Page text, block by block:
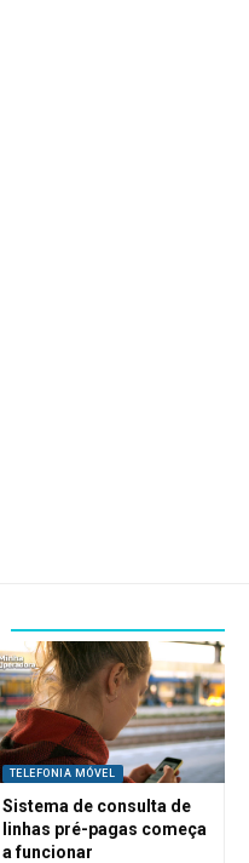
TELEFONIA MÓVEL
Sistema de consulta de
linhas pré-pagas começa
a funcionar